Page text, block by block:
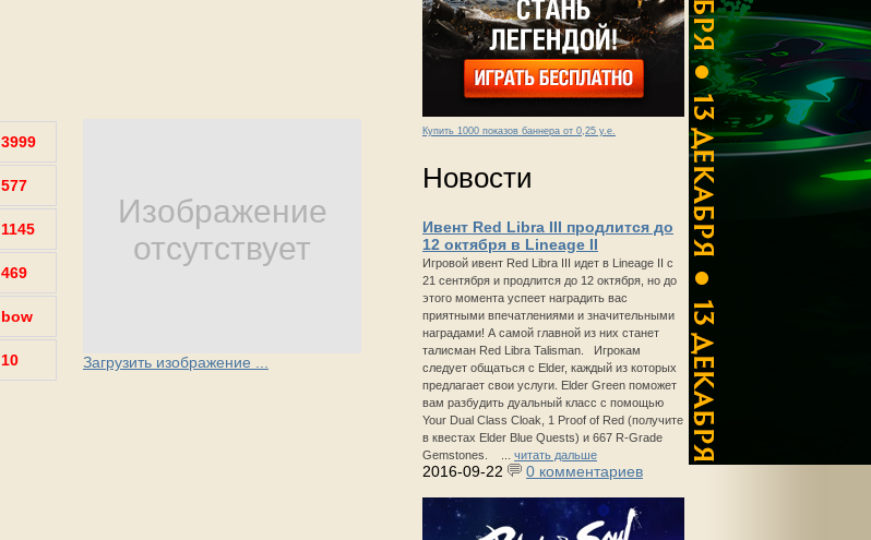
Купить 1000 показов баннера от 0,25 у.е.
Новости
Ивент Red Libra III продлится до
12 октября в Lineage II
Игровой ивент Red Libra III идет в Lineage II с
21 сентября и продлится до 12 октября, но до
этого момента успеет наградить вас
приятными впечатлениями и значительными
наградами! А самой главной из них станет
талисман Red Libra Talisman. Игрокам
следует общаться с Elder, каждый из которых
предлагает свои услуги. Elder Green поможет
вам разбудить дуальный класс с помощью
Your Dual Class Cloak, 1 Proof of Red (получите
в квестах Elder Blue Quests) и 667 R-Grade
Gemstones. ... читать дальше
2016-09-22 0 комментариев
3999
577
1145
469
bow
10
Изображение
отсутствует
Загрузить изображение ...